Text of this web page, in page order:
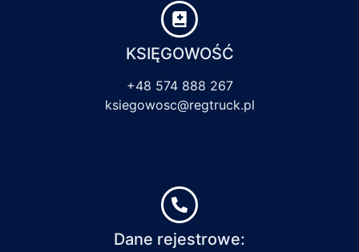
KSIĘGOWOŚĆ
+48 574 888 267
ksiegowosc@regtruck.pl
Dane rejestrowe: